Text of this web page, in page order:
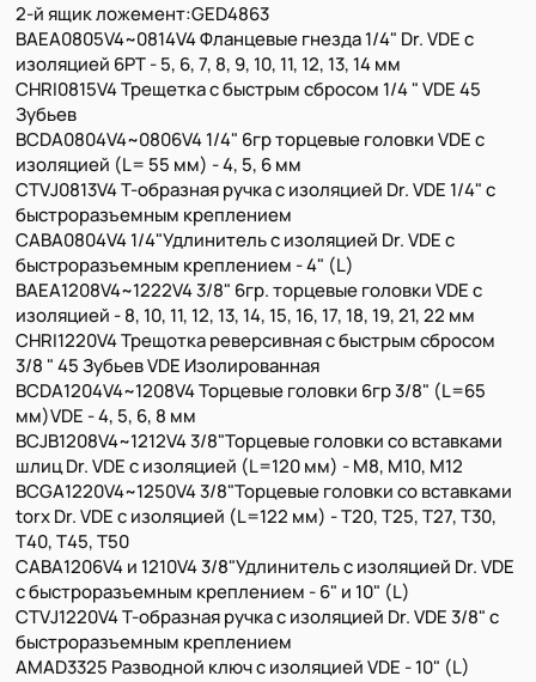
2-й ящик ложемент:GED4863
BAEA0805V4~0814V4 Фланцевые гнезда 1/4" Dr. VDE с
изоляцией 6PT - 5, 6, 7, 8, 9, 10, 11, 12, 13, 14 мм
CHRI0815V4 Трещетка с быстрым сбросом 1/4 " VDE 45
Зубьев
BCDA0804V4~0806V4 1/4" 6гр торцевые головки VDE с
изоляцией (L= 55 мм) - 4, 5, 6 мм
CTVJ0813V4 Т-образная ручка с изоляцией Dr. VDE 1/4" с
быстроразъемным креплением
CABA0804V4 1/4"Удлинитель с изоляцией Dr. VDE с
быстроразъемным креплением - 4" (L)
BAEA1208V4~1222V4 3/8" 6гр. торцевые головки VDE с
изоляцией - 8, 10, 11, 12, 13, 14, 15, 16, 17, 18, 19, 21, 22 мм
CHRI1220V4 Трещотка реверсивная с быстрым сбросом
3/8 " 45 Зубьев VDE Изолированная
BCDA1204V4~1208V4 Торцевые головки 6гр 3/8" (L=65
мм)VDE - 4, 5, 6, 8 мм
BCJB1208V4~1212V4 3/8"Торцевые головки со вставками
шлиц Dr. VDE с изоляцией (L=120 мм) - M8, M10, M12
BCGA1220V4~1250V4 3/8"Торцевые головки со вставками
torx Dr. VDE с изоляцией (L=122 мм) - T20, T25, T27, T30,
T40, T45, T50
CABA1206V4 и 1210V4 3/8"Удлинитель с изоляцией Dr. VDE
с быстроразъемным креплением - 6" и 10" (L)
CTVJ1220V4 Т-образная ручка с изоляцией Dr. VDE 3/8" с
быстроразъемным креплением
AMAD3325 Разводной ключ с изоляцией VDE - 10" (L)